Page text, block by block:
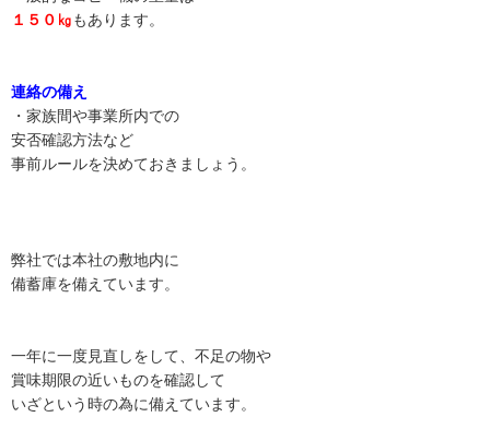
１５０㎏ もあります。
連絡の備え
・家族間や事業所内での
安否確認方法など
事前ルールを決めておきましょう。
弊社では本社の敷地内に
備蓄庫を備えています。
一年に一度見直しをして、不足の物や
賞味期限の近いものを確認して
いざという時の為に備えています。